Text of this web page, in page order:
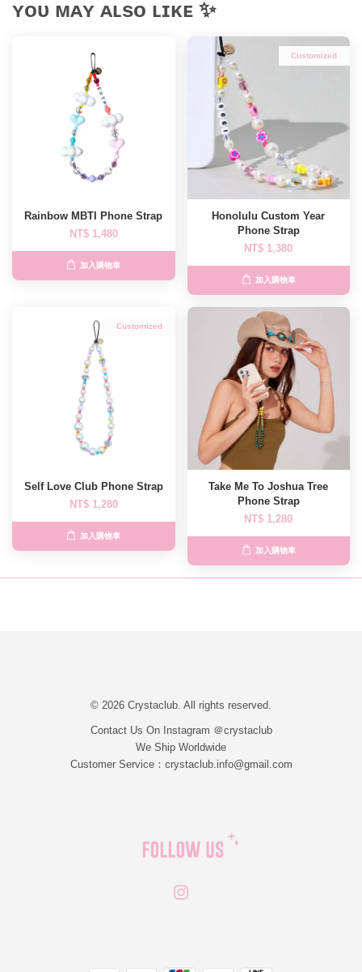
ʏᴏᴜ ᴍᴀʏ ᴀʟsᴏ ʟɪᴋᴇ ✨
Rainbow MBTI Phone Strap
NT$ 1,480
加入購物車
Customized
Honolulu Custom Year
Phone Strap
NT$ 1,380
加入購物車
Customized
Self Love Club Phone Strap
NT$ 1,280
加入購物車
Take Me To Joshua Tree
Phone Strap
NT$ 1,280
加入購物車
© 2026 Crystaclub. All rights reserved.
Contact Us On Instagram ＠crystaclub
We Ship Worldwide
Customer Service：crystaclub.info@gmail.com